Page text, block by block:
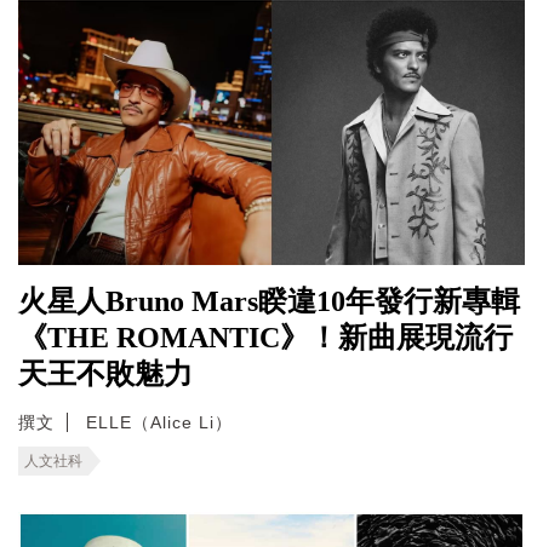
火星人Bruno Mars睽違10年發行新專輯
《THE ROMANTIC》！新曲展現流行
天王不敗魅力
撰文 ELLE（Alice Li）
人文社科